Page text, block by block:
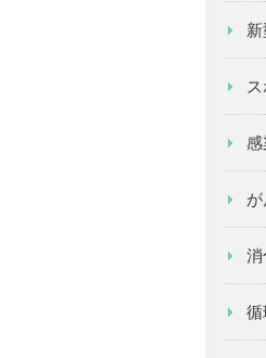
感
が
消
循